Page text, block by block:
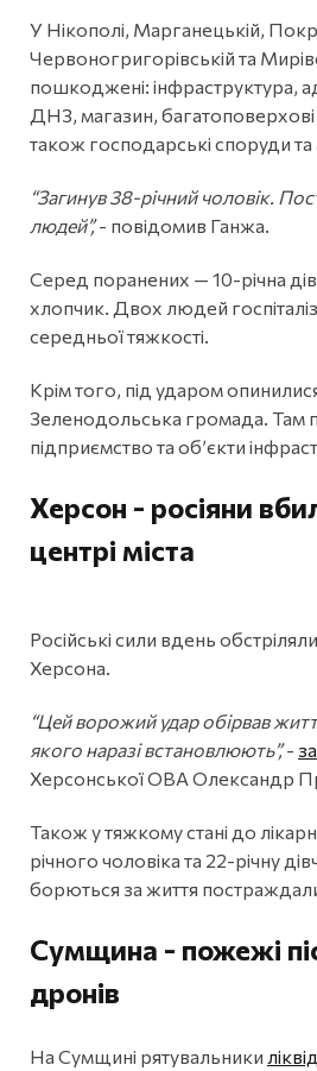
У Нікополі, Марганецькій,
Червоногригорівській та
пошкоджені: інфраструктура,
ДНЗ, магазин, багатоповерхові
також господарські споруди та
“Загинув 38-річний чоловік.
людей”,- повідомив Ганжа.
Серед поранених — 10-річна
хлопчик. Двох людей
середньої тяжкості.
Крім того, під ударом
Зеленодольська громада. Там
підприємство та об’єкти
Херсон - росіяни
центрі міста
Російські сили вдень
Херсона.
“Цей ворожий удар обірвав
якого наразі встановлюють”,-
Херсонської ОВА Олександр
Також у тяжкому стані до
річного чоловіка та 22-річну
борються за життя
Сумщина - пожежі
дронів
На Сумщині рятувальники